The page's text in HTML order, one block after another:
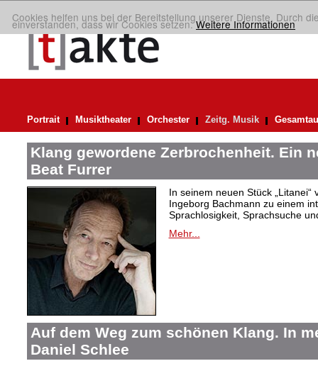
Cookies helfen uns bei der Bereitstellung unserer Dienste. Durch
einverstanden, dass wir Cookies setzen.Weitere Informationen
Portrait Musiktheater Orchester Zeitg. Musik
Klang gewordene Zerbrochenheit. Ein
Beat Furrer
In seinem neuen Stück
Ingeborg Bachmann zu einem
Sprachlosigkeit, Sprachsuche
Mehr...
Auf dem Weg zum schönen Klang. In
Daniel Schlee